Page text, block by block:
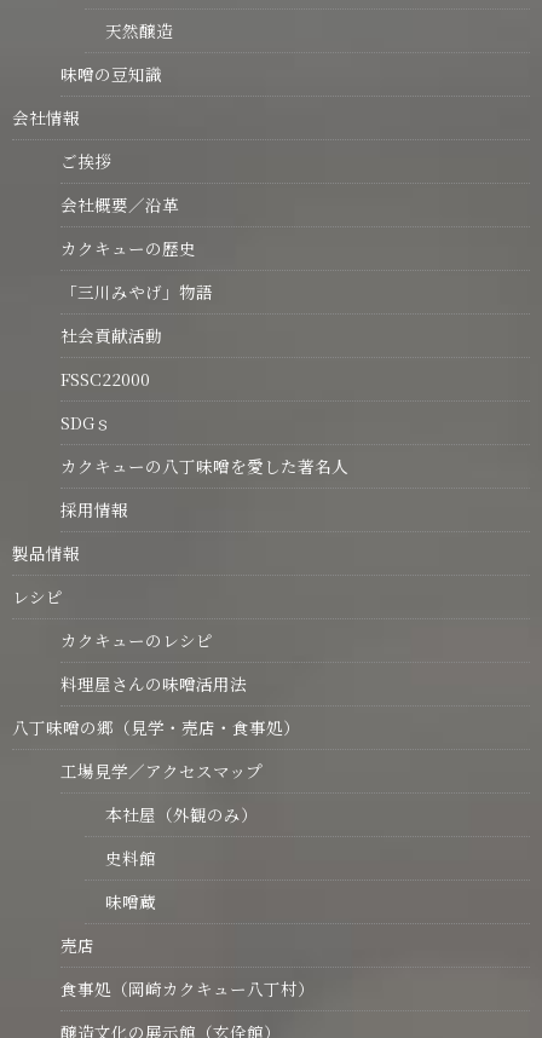
天然醸造
味噌の豆知識
会社情報
ご挨拶
会社概要／沿革
カクキューの歴史
「三川みやげ」物語
社会貢献活動
FSSC22000
SDGｓ
カクキューの八丁味噌を愛した著名人
採用情報
製品情報
レシピ
カクキューのレシピ
料理屋さんの味噌活用法
八丁味噌の郷（見学・売店・食事処）
工場見学／アクセスマップ
本社屋（外観のみ）
史料館
味噌蔵
売店
食事処（岡崎カクキュー八丁村）
醸造文化の展示館（玄佺館）